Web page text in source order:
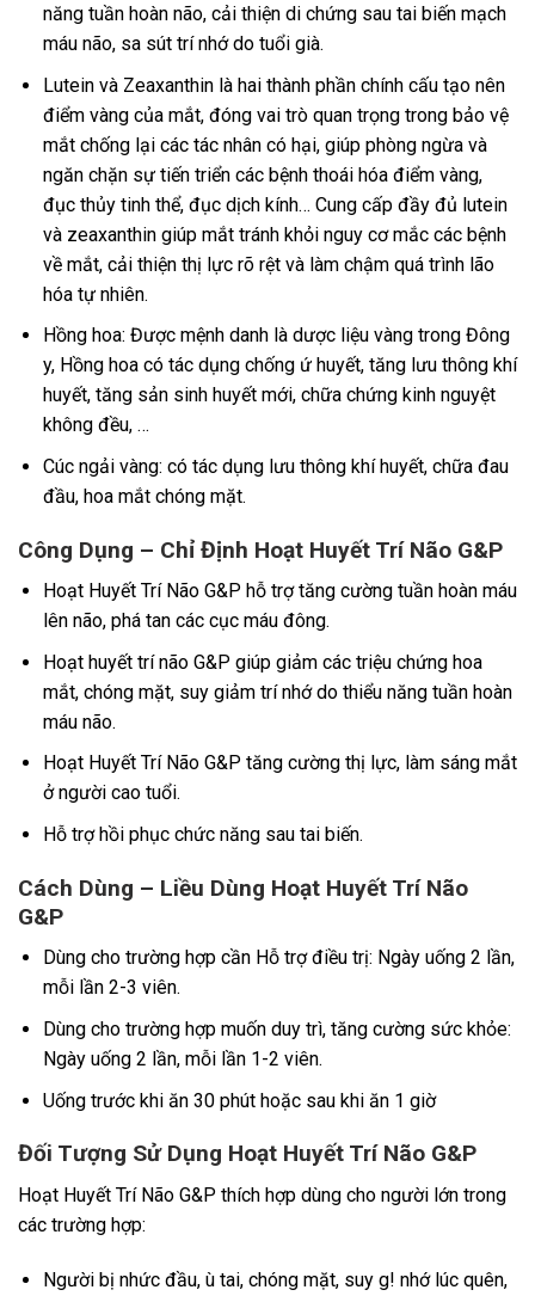
năng tuần hoàn não, cải thiện di chứng sau tai biến mạch
máu não, sa sút trí nhớ do tuổi già.
Lutein và Zeaxanthin là hai thành phần chính cấu tạo nên
điểm vàng của mắt, đóng vai trò quan trọng trong bảo vệ
mắt chống lại các tác nhân có hại, giúp phòng ngừa và
ngăn chặn sự tiến triển các bệnh thoái hóa điểm vàng,
đục thủy tinh thể, đục dịch kính… Cung cấp đầy đủ lutein
và zeaxanthin giúp mắt tránh khỏi nguy cơ mắc các bệnh
về mắt, cải thiện thị lực rõ rệt và làm chậm quá trình lão
hóa tự nhiên.
Hồng hoa: Được mệnh danh là dược liệu vàng trong Đông
y, Hồng hoa có tác dụng chống ứ huyết, tăng lưu thông khí
huyết, tăng sản sinh huyết mới, chữa chứng kinh nguyệt
không đều, …
Cúc ngải vàng: có tác dụng lưu thông khí huyết, chữa đau
đầu, hoa mắt chóng mặt.
Công Dụng – Chỉ Định Hoạt Huyết Trí Não G&P
Hoạt Huyết Trí Não G&P hỗ trợ tăng cường tuần hoàn máu
lên não, phá tan các cục máu đông.
Hoạt huyết trí não G&P giúp giảm các triệu chứng hoa
mắt, chóng mặt, suy giảm trí nhớ do thiểu năng tuần hoàn
máu não.
Hoạt Huyết Trí Não G&P tăng cường thị lực, làm sáng mắt
ở người cao tuổi.
Hỗ trợ hồi phục chức năng sau tai biến.
Cách Dùng – Liều Dùng Hoạt Huyết Trí Não
G&P
Dùng cho trường hợp cần Hỗ trợ điều trị: Ngày uống 2 lần,
mỗi lần 2-3 viên.
Dùng cho trường hợp muốn duy trì, tăng cường sức khỏe:
Ngày uống 2 lần, mỗi lần 1-2 viên.
Uống trước khi ăn 30 phút hoặc sau khi ăn 1 giờ
Đối Tượng Sử Dụng Hoạt Huyết Trí Não G&P
Hoạt Huyết Trí Não G&P thích hợp dùng cho người lớn trong
các trường hợp:
Người bị nhức đầu, ù tai, chóng mặt, suy g! nhớ lúc quên,